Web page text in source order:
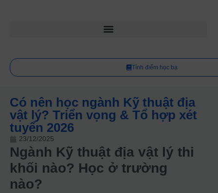
Tính điểm học bạ
Có nên học ngành Kỹ thuật địa
vật lý? Triển vọng & Tổ hợp xét
tuyển 2026
23/12/2025
Ngành Kỹ thuật địa vật lý thi
khối nào? Học ở trường
nào?